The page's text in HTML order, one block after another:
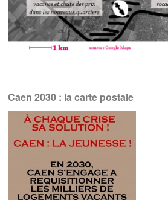
Caen 2030 : la carte postale